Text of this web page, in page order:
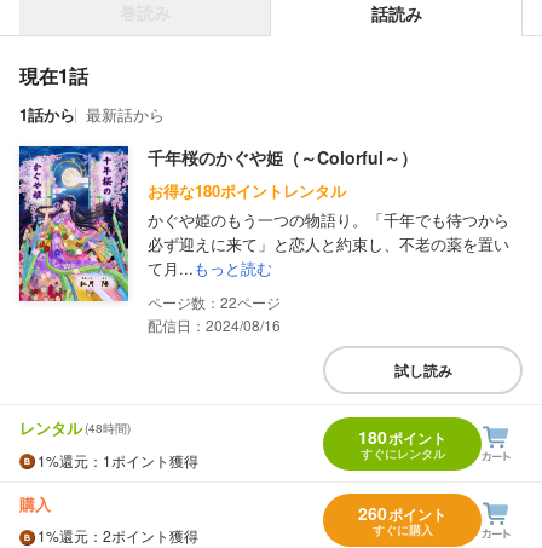
話読み
現在1話
1話から 最新話から
千年桜のかぐや姫（～Colorful～）
お得な180ポイントレンタル
かぐや姫のもう一つの物語り。「千年でも待つから
必ず迎えに来て」と恋人と約束し、不老の薬を置い
て月...もっと読む
22
配信日：2024/08/16
試し読み
レンタル(48時間)
1%還元 ：1ポイント獲得
180ポイント
すぐにレンタル
購入
1%還元 ：2ポイント獲得
260ポイント
すぐに購入